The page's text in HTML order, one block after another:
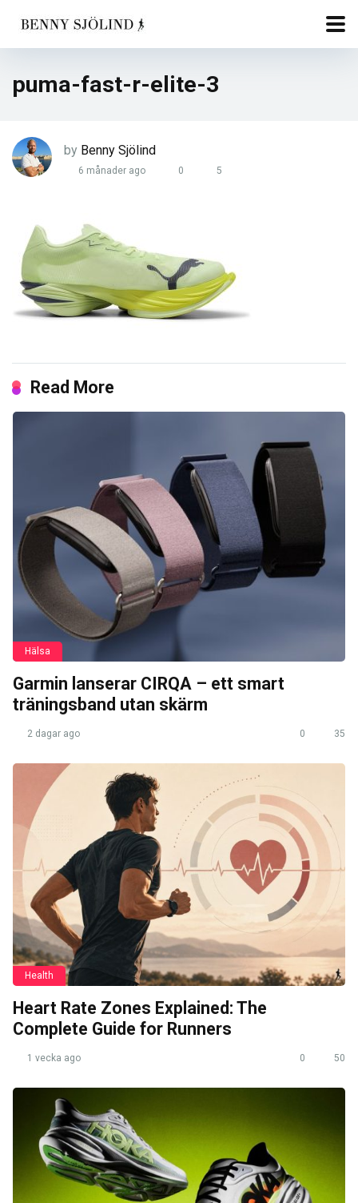
puma-fast-r-elite-3
by Benny Sjölind
6 månader ago 0 5
Read More
Hälsa
Garmin lanserar CIRQA – ett smart
träningsband utan skärm
2 dagar ago 0 35
Health
Heart Rate Zones Explained: The
Complete Guide for Runners
1 vecka ago 0 50